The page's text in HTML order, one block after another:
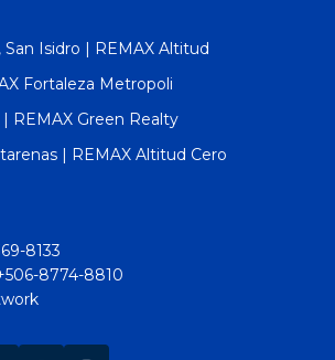
Isidro | REMAX Altitud
Fortaleza Metropoli
REMAX Green Realty
| REMAX Altitud Cero
8133
8774-8810